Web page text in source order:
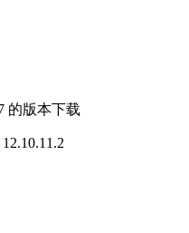
12.10.11.2